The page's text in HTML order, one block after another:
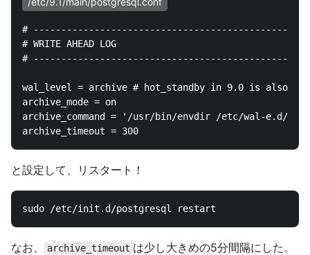
#
# WRITE AHEAD LOG
#
wal_level = archive # hot_standby in 9.0 is also
archive_mode = on
archive_command = '/usr/bin/envdir /etc/wal-e.d/
と設定して、リスタート！
なお、 archive_timeout は少し大きめの5分間隔にした。